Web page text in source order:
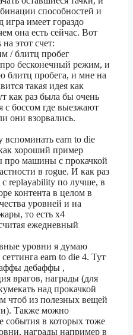
способностей и
имеет гораздо
она есть сейчас. Вот
этот счет:
/ блитц пробег
бесконечный режим, и
блитц пробега, и мне на
такая идея как
как раз была бы очень
с боссом где выезжают
они взорвались.
вспоминать earn to die
хороший пример
машины с прокачкой
в rogue. И как раз
с replayability по лучше, в
контента в целом в
уровней и на
то есть х4
ежедневный
уровни я думаю
earn to die 4. Тут
дебаффы ,
врагов, награды (для
над прокачкой
чтоб из полезных вещей
Также можно
события в которых тоже
награды например в